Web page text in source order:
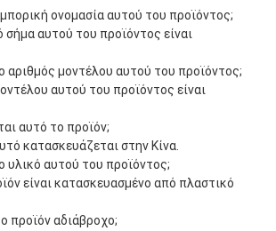
ονομασία αυτού του προϊόντος;
σήμα αυτού του προϊόντος είναι
ο αριθμός μοντέλου αυτού του προϊόντος;
αυτού του προϊόντος είναι
αυτό το προϊόν;
κατασκευάζεται στην Κίνα.
υλικό αυτού του προϊόντος;
είναι κατασκευασμένο από πλαστικό
προϊόν αδιάβροχο;